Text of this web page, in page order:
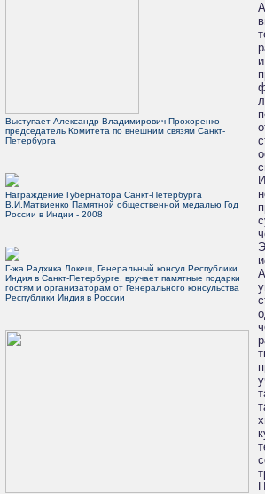
Выступает Александр Владимирович Прохоренко -
председатель Комитета по внешним связям Санкт-
Петербурга
Награждение Губернатора Санкт-Петербурга
В.И.Матвиенко Памятной общественной медалью Год
России в Индии - 2008
Г-жа Радхика Локеш, Генеральный консул Республики
Индия в Санкт-Петербурге, вручает памятные подарки
гостям и организаторам от Генерального консульства
Республики Индия в России